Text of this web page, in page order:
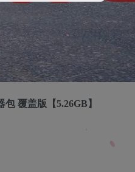
覆盖版【5.26GB】